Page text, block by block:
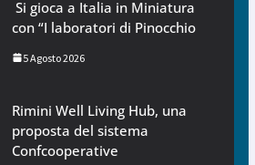
Si gioca a Italia in Miniatura
con “I laboratori di Pinocchio
5 Agosto 2026
Rimini Well Living Hub, una
proposta del sistema
Confcooperative